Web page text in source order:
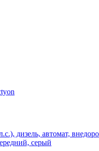
дизель, автомат,
серый